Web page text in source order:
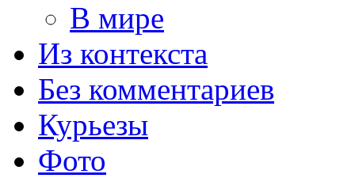
В мире
Из контекста
Без комментариев
Курьезы
Фото